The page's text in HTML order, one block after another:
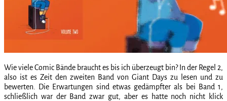
Wie viele Comic Bände braucht es bis ich überzeugt bin? In der Regel 2,
also ist es Zeit den zweiten Band von Giant Days zu lesen und zu
bewerten. Die Erwartungen sind etwas gedämpfter als bei Band 1,
schließlich war der Band zwar gut, aber es hatte noch nicht klick